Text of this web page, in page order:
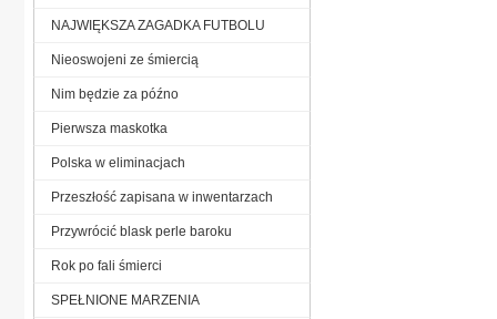
NAJWIĘKSZA ZAGADKA FUTBOLU
Nieoswojeni ze śmiercią
Nim będzie za późno
Pierwsza maskotka
Polska w eliminacjach
Przeszłość zapisana w inwentarzach
Przywrócić blask perle baroku
Rok po fali śmierci
SPEŁNIONE MARZENIA